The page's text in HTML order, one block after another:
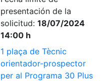
presentación de la
solicitud: 18/07/2024
14:00 h
1 plaça de Tècnic
orientador-prospector
per al Programa 30 Plus